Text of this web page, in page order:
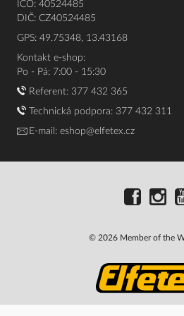
IČO: 40524485
DIČ: CZ40524485
GPS: 49.75348, 13.43168
Kontakt e-shop:
Po - Pá: 7:00 - 15:30
Referent: 377 432 365
Technická podpora: 377 432 311
E-mail: eshop@elfetex.cz
© 2026 Member of the